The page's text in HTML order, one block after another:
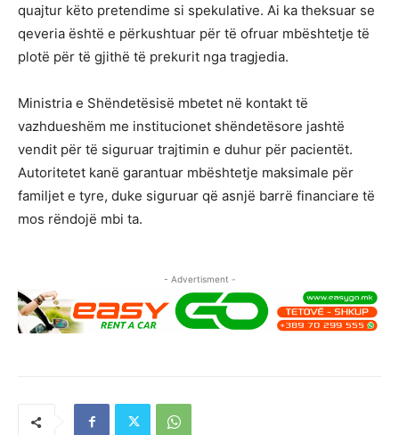
quajtur këto pretendime si spekulative. Ai ka theksuar se
qeveria është e përkushtuar për të ofruar mbështetje të
plotë për të gjithë të prekurit nga tragjedia.
Ministria e Shëndetësisë mbetet në kontakt të
vazhdueshëm me institucionet shëndetësore jashtë
vendit për të siguruar trajtimin e duhur për pacientët.
Autoritetet kanë garantuar mbështetje maksimale për
familjet e tyre, duke siguruar që asnjë barrë financiare të
mos rëndojë mbi ta.
- Advertisment -